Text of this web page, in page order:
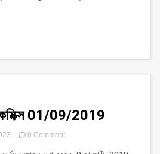
কমিক্স 01/09/2019
0 Commenton